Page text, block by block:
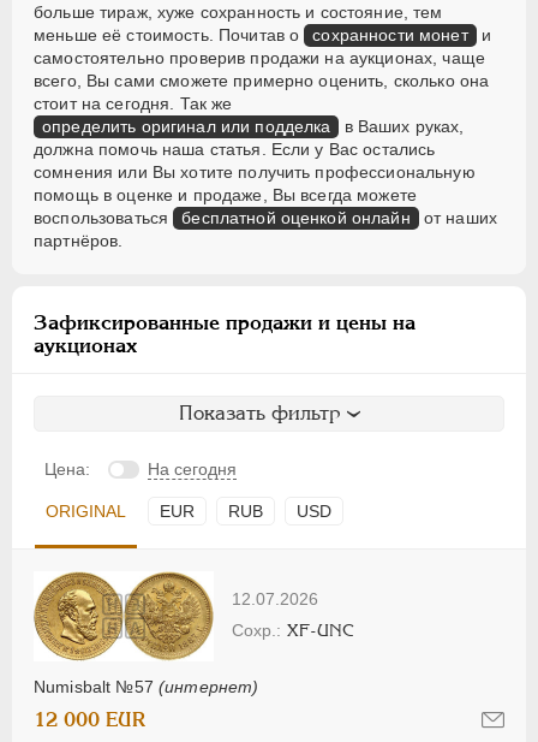
больше тираж, хуже сохранность и состояние, тем
меньше её стоимость. Почитав о сохранности монет и
самостоятельно проверив продажи на аукционах, чаще
всего, Вы сами сможете примерно оценить, сколько она
стоит на сегодня. Так же
определить оригинал или подделка
в Ваших руках,
должна помочь наша статья. Если у Вас остались
сомнения или Вы хотите получить профессиональную
помощь в оценке и продаже, Вы всегда можете
воспользоваться бесплатной оценкой онлайн от наших
партнёров.
Зафиксированные продажи и цены на
аукционах
Показать фильтр
Цена: На сегодня
ORIGINAL EUR RUB USD
12.07.2026
Numisbalt №57 (интернет)
XF-UNC
12 000 EUR